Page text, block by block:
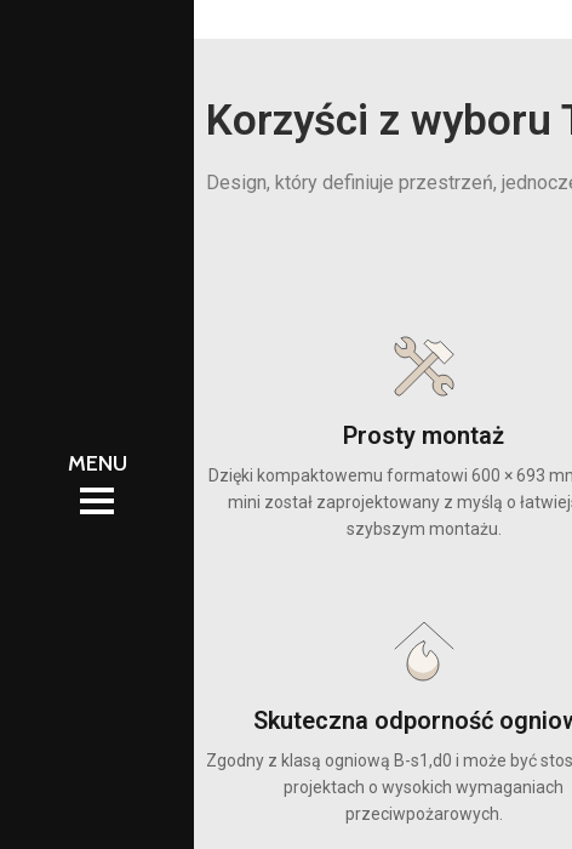
Korzyści z
Design, który definiuje przestrzeń,
Prosty montaż
Dzięki kompaktowemu formatowi 600 × 693
mini został zaprojektowany z myślą o
szybszym montażu.
Skuteczna odporność
Zgodny z klasą ogniową B-s1,d0 i może być
projektach o wysokich wymaganiach
przeciwpożarowych.